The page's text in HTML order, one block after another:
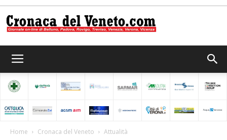
del
Home Cronaca del Veneto Attualità